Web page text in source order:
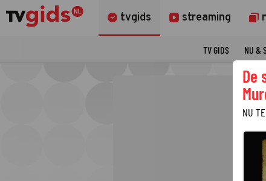
tvgids streaming
TV GIDS NU &
De
NU